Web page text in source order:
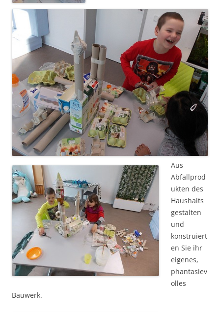
Aus
Abfallprod
ukten des
Haushalts
gestalten
und
konstruiert
en Sie ihr
eigenes,
phantasiev
olles
Bauwerk.